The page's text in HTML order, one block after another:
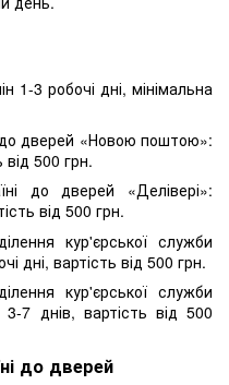
1-3 робочі дні, мінімальна
дверей «Новою поштою»:
від 500 грн.
до дверей «Делівері»:
від 500 грн.
кур'єрської служби
дні, вартість від 500 грн.
кур'єрської служби
3-7 днів, вартість від 500
до дверей